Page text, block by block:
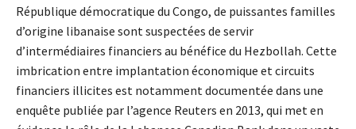
République démocratique du Congo, de puissantes familles
d’origine libanaise sont suspectées de servir
d’intermédiaires financiers au bénéfice du Hezbollah. Cette
imbrication entre implantation économique et circuits
financiers illicites est notamment documentée dans une
enquête publiée par l’agence Reuters en 2013, qui met en